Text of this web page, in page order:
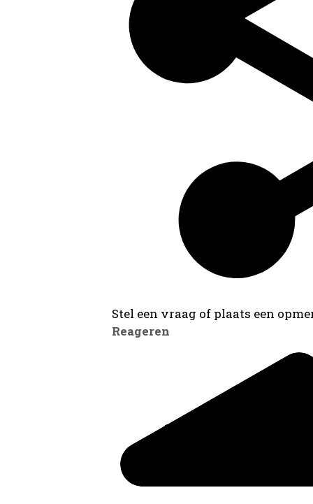
Stel een vraag of plaats een
Reageren